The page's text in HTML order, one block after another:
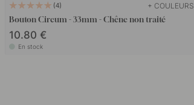
4 + COULEURS
Bouton Circum - 33mm - Chêne non traité
10.80 €
En stock